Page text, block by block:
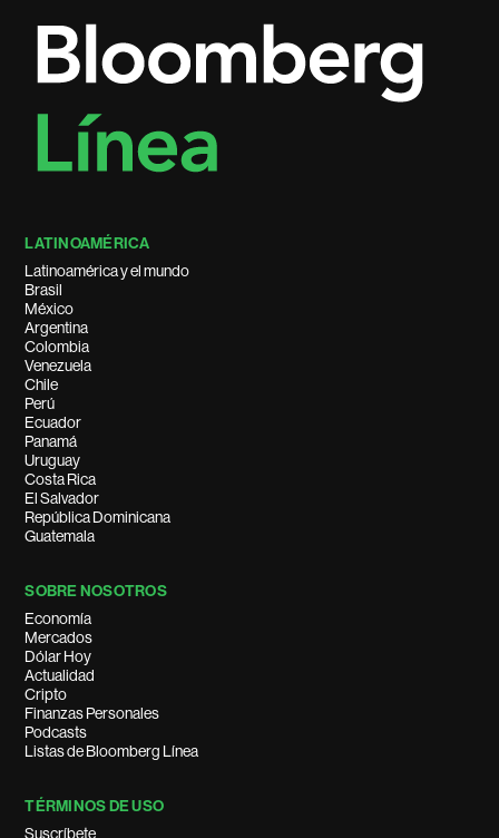
LATINOAMÉRICA
Latinoamérica y el mundo
Brasil
México
Argentina
Colombia
Venezuela
Chile
Perú
Ecuador
Panamá
Uruguay
Costa Rica
El Salvador
República Dominicana
Guatemala
SOBRE NOSOTROS
Economía
Mercados
Dólar Hoy
Actualidad
Cripto
Finanzas Personales
Podcasts
Listas de Bloomberg Línea
TÉRMINOS DE USO
Suscríbete